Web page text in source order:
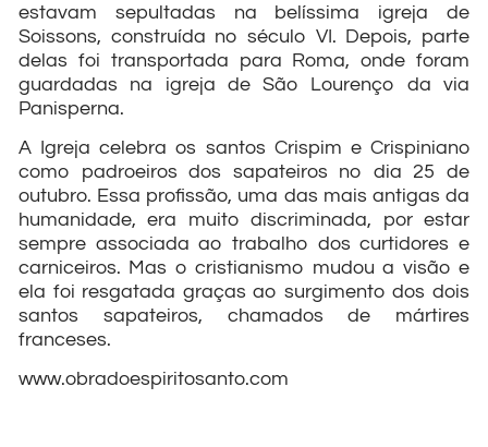
estavam sepultadas na belíssima igreja de
Soissons, construída no século VI. Depois, parte
delas foi transportada para Roma, onde foram
guardadas na igreja de São Lourenço da via
Panisperna.
A Igreja celebra os santos Crispim e Crispiniano
como padroeiros dos sapateiros no dia 25 de
outubro. Essa profissão, uma das mais antigas da
humanidade, era muito discriminada, por estar
sempre associada ao trabalho dos curtidores e
carniceiros. Mas o cristianismo mudou a visão e
ela foi resgatada graças ao surgimento dos dois
santos sapateiros, chamados de mártires
franceses.
www.obradoespiritosanto.com